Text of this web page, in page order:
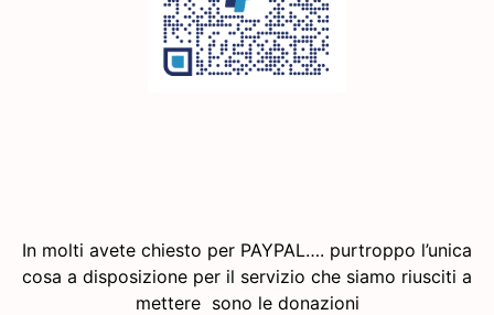
In molti avete chiesto per PAYPAL…. purtroppo l’unica
cosa a disposizione per il servizio che siamo riusciti a
mettere sono le donazioni